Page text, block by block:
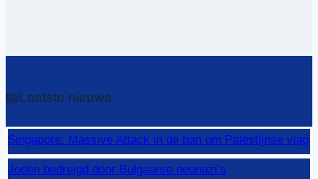
Laatste nieuws
Singapore: Massive Attack in de ban om Palestijnse vlag
Joden bedreigd door Bulgaarse neonazi’s